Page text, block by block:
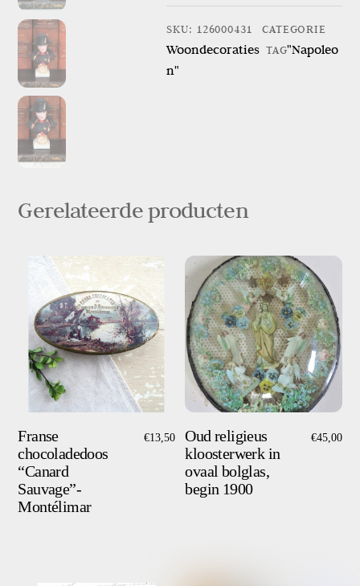
SKU: 126000431 CATEGORIE
Woondecoraties TAG"Napoleo
n"
Gerelateerde producten
Franse
chocoladedoos
“Canard
Sauvage”-
Montélimar
€13,50
Oud religieus
kloosterwerk in
ovaal bolglas,
begin 1900
€45,00